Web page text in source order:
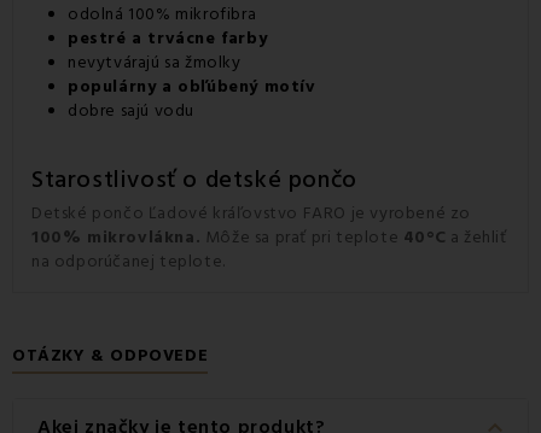
odolná 100% mikrofibra
pestré a trvácne farby
nevytvárajú sa žmolky
populárny a obľúbený motív
dobre sajú vodu
Starostlivosť o detské pončo
Detské pončo Ľadové kráľovstvo FARO je vyrobené zo
100% mikrovlákna. Môže sa prať pri teplote 40°C a žehliť
na odporúčanej teplote.
OTÁZKY & ODPOVEDE
Akej značky je tento produkt? keyboard_arrow_down